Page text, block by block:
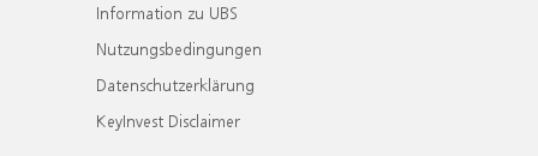
Information zu UBS
Nutzungsbedingungen
Datenschutzerklärung
KeyInvest Disclaimer